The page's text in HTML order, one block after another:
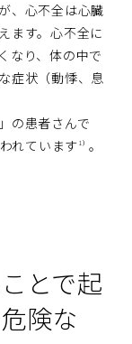
、心不全は心臓
ます。心不全に
なり、体の中で
症状（動悸、息
の患者さんで
れています 1） 。
とで起
険な